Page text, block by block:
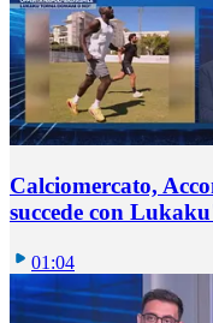
Calciomercato,
succede con
01:04